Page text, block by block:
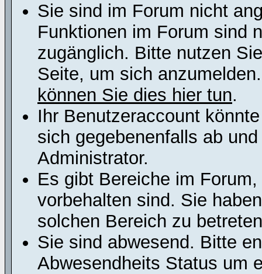
Sie sind im Forum nicht
Funktionen im Forum sind
zugänglich. Bitte nutzen
Seite, um sich
können Sie dies hier tun.
Ihr Benutzeraccount
sich gegebenenfalls ab
Administrator.
Es gibt Bereiche im
vorbehalten sind. Sie
solchen Bereich zu
Sie sind abwesend. Bitte
Abwesendheits Status um